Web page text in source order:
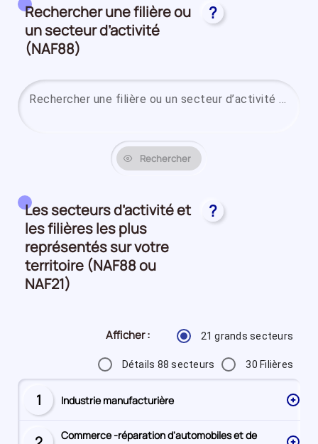
Rechercher une filière ou
un secteur d’activité
(NAF88)
?
Rechercher
Les secteurs d’activité et
les filières les plus
représentés sur votre
territoire (NAF88 ou
NAF21)
?
Afficher : 21 grands secteurs
Détails 88 secteurs 30 Filières
Secteur
numéro
1 Industrie manufacturière
Commerce -réparation d'automobiles et de